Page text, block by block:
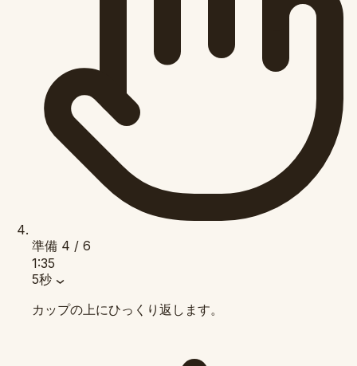
準備 4 / 6
1:35
5秒
カップの上にひっくり返します。